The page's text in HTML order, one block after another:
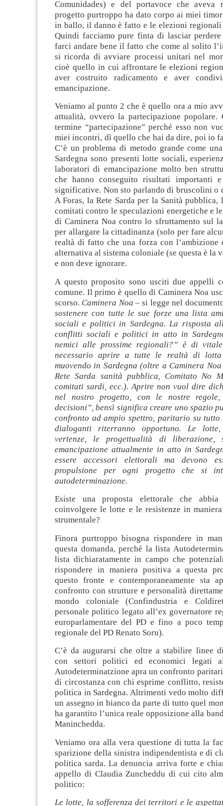
Comunidades) e del portavoce che aveva
progetto purtroppo ha dato corpo ai miei
in ballo, il danno è fatto e le elezioni regionali
Quindi facciamo pure finta di lasciar
farci andare bene il fatto che come al solito
si ricorda di avviare processi unitari nel
cioè quello in cui affrontare le elezioni
aver costruito radicamento e aver
emancipazione.
Veniamo al punto 2 che è quello ora a mio
attualità, ovvero la partecipazione popolare.
termine “partecipazione” perché esso non
miei incontri, dì quello che hai da dire, poi io
C’è un problema di metodo grande come
Sardegna sono presenti lotte sociali,
laboratori di emancipazione molto ben
che hanno conseguito risultati importanti
significative. Non sto parlando di bruscolini o
A Foras, la Rete Sarda per la Sanità pubblica,
comitati contro le speculazioni energetiche e
di Caminera Noa contro lo sfruttamento sul
per allargare la cittadinanza (solo per fare
realtà di fatto che una forza con l’ambizione
alternativa al sistema coloniale (se questa è la
e non deve ignorare.
A questo proposito sono usciti due appelli
comune. Il primo è quello di Caminera Noa
scorso. Caminera Noa – si legge nel
sostenere con tutte le sue forze una lista
sociali e politici in Sardegna. La risposta
conflitti sociali e politici in atto in
nemici alle prossime regionali?” è di
necessario aprire a tutte le realtà di
muovendo in Sardegna (oltre a Caminera
Rete Sarda sanità pubblica, Comitato No
comitati sardi, ecc.). Aprire non vuol dire
nel nostro progetto, con le nostre
decisioni”, bensì significa creare uno spazio
confronto ad ampio spettro, paritario su
dialoganti riterranno opportuno. Le
vertenze, le progettualità di liberazione,
emancipazione attualmente in atto in
essere accessori elettorali ma devono
propulsione per ogni progetto che si
autodeterminazione.
Esiste una proposta elettorale che
coinvolgere le lotte e le resistenze in
strumentale?
Finora purtroppo bisogna rispondere in
questa domanda, perché la lista
lista dichiaratamente in campo che
rispondere in maniera positiva a questa
questo fronte e contemporaneamente sta
confronto con strutture e personalità
mondo coloniale (Confindustria e
personale politico legato all’ex governatore
europarlamentare del PD e fino a poco
regionale del PD Renato Soru).
C’è da augurarsi che oltre a stabilire linee
con settori politici ed economici legati
Autodeterminatzione apra un confronto
di circostanza con chi esprime conflitto,
politica in Sardegna. Altrimenti vedo molto
un assegno in bianco da parte di tutto quel
ha garantito l’unica reale opposizione alla
Maninchedda.
Veniamo ora alla vera questione di tutta la
sparizione della sinistra indipendentista e di
politica sarda. La denuncia arriva forte e
appello di Claudia Zuncheddu di cui cito
politico:
Le lotte, la sofferenza dei territori e le